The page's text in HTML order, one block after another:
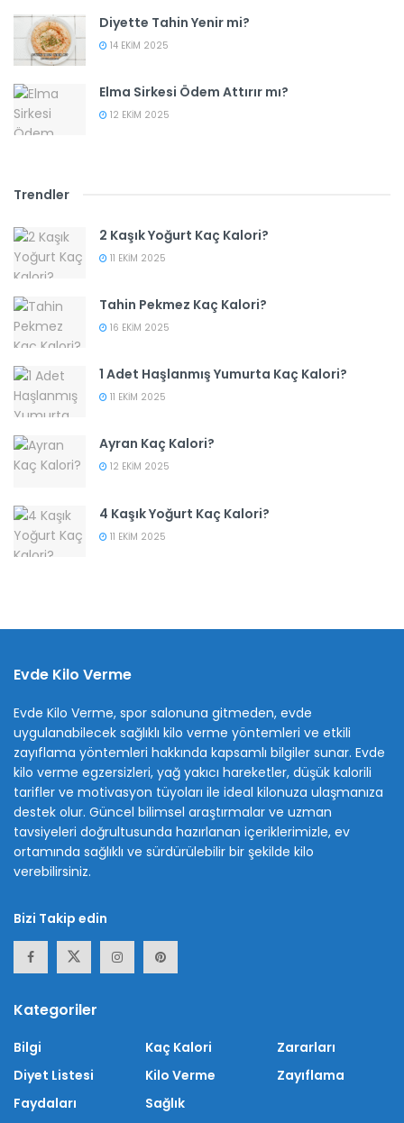
Diyette Tahin Yenir mi?
14 EKIM 2025
Elma Sirkesi Ödem Attırır mı?
12 EKIM 2025
Trendler
2 Kaşık Yoğurt Kaç Kalori?
11 EKIM 2025
Tahin Pekmez Kaç Kalori?
16 EKIM 2025
1 Adet Haşlanmış Yumurta Kaç Kalori?
11 EKIM 2025
Ayran Kaç Kalori?
12 EKIM 2025
4 Kaşık Yoğurt Kaç Kalori?
11 EKIM 2025
Evde Kilo Verme
Evde Kilo Verme, spor salonuna gitmeden, evde
uygulanabilecek sağlıklı kilo verme yöntemleri ve etkili
zayıflama yöntemleri hakkında kapsamlı bilgiler sunar. Evde
kilo verme egzersizleri, yağ yakıcı hareketler, düşük kalorili
tarifler ve motivasyon tüyoları ile ideal kilonuza ulaşmanıza
destek olur. Güncel bilimsel araştırmalar ve uzman
tavsiyeleri doğrultusunda hazırlanan içeriklerimizle, ev
ortamında sağlıklı ve sürdürülebilir bir şekilde kilo
verebilirsiniz.
Bizi Takip edin
Kategoriler
Bilgi
Diyet Listesi
Faydaları
Kaç Kalori
Kilo Verme
Sağlık
Zararları
Zayıflama